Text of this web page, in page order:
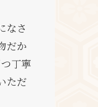
なさ
だか
丁寧
ただ